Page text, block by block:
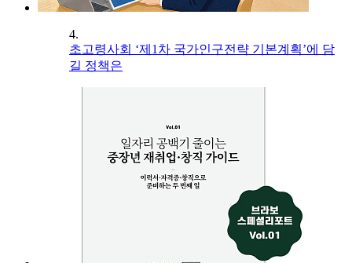
4.
초고령사회 ‘제1차 국가인구전략 기본계획’에 담
길 정책은